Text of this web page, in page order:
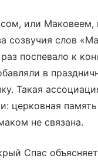
или Маковеем,
созвучия слов
поспевало к
в
Такая
церковная
не связана.
Спас